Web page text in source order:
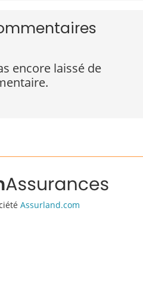
encore laissé de
Assurland.com